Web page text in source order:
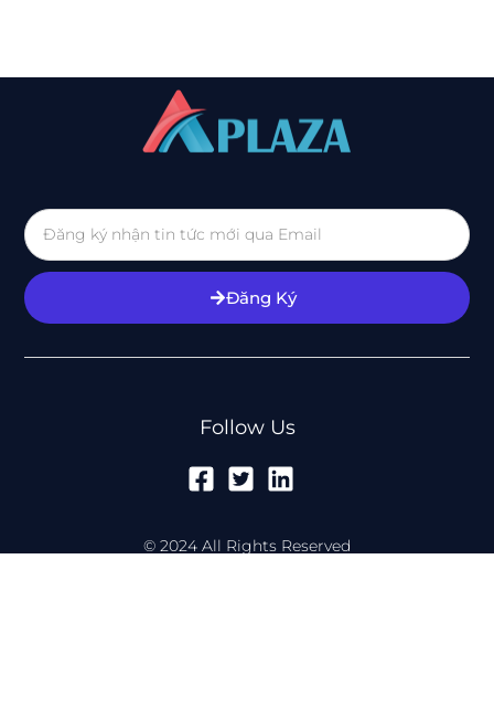
Đăng Ký
Follow Us
© 2024 All Rights Reserved